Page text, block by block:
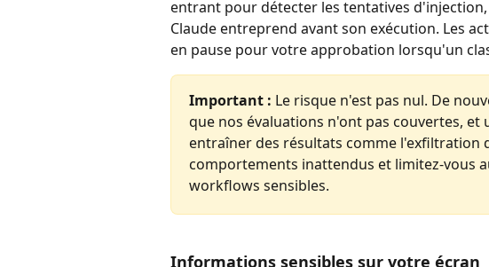
entrant pour détecter les tentatives
Claude entreprend avant son exécution. Les
en pause pour votre approbation lorsqu'un
Important : Le risque n'est pas nul. De
que nos évaluations n'ont pas couvertes,
entraîner des résultats comme l'exfiltration
comportements inattendus et limitez-vous
workflows sensibles.
Informations sensibles sur votre écran